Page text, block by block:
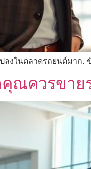
ลงในตลาดรถยนต์มาก.
ควรขาย